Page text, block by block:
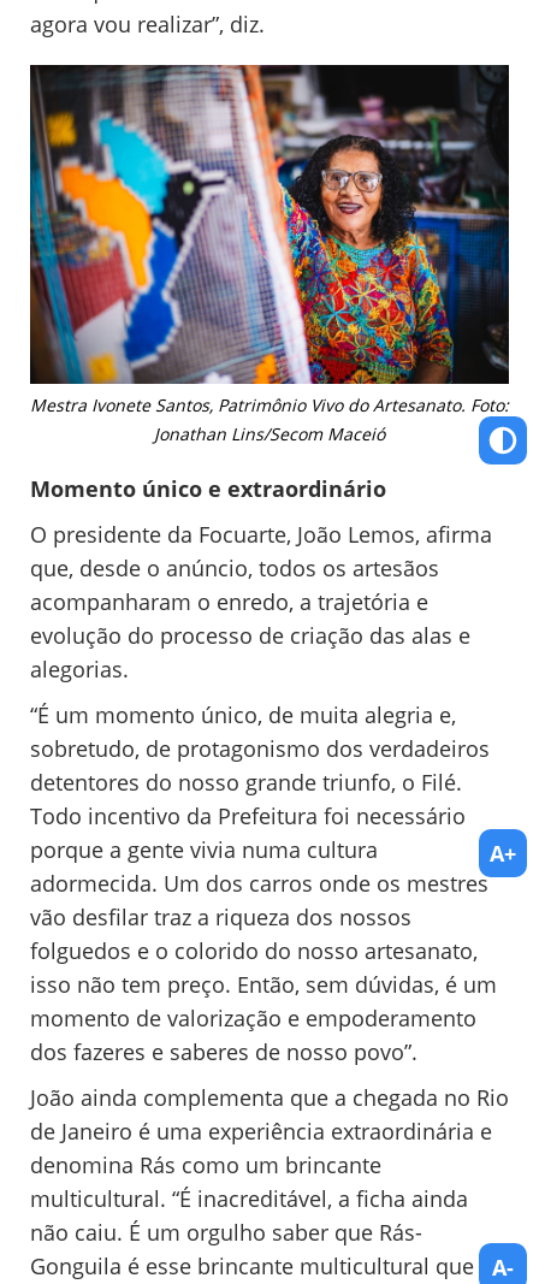
agora vou realizar”, diz.
Mestra Ivonete Santos, Patrimônio Vivo do Artesanato. Foto:
Jonathan Lins/Secom Maceió
Momento único e extraordinário
O presidente da Focuarte, João Lemos, afirma
que, desde o anúncio, todos os artesãos
acompanharam o enredo, a trajetória e
evolução do processo de criação das alas e
alegorias.
“É um momento único, de muita alegria e,
sobretudo, de protagonismo dos verdadeiros
detentores do nosso grande triunfo, o Filé.
Todo incentivo da Prefeitura foi necessário
porque a gente vivia numa cultura
adormecida. Um dos carros onde os mestres
vão desfilar traz a riqueza dos nossos
folguedos e o colorido do nosso artesanato,
isso não tem preço. Então, sem dúvidas, é um
momento de valorização e empoderamento
dos fazeres e saberes de nosso povo”.
João ainda complementa que a chegada no Rio
de Janeiro é uma experiência extraordinária e
denomina Rás como um brincante
multicultural. “É inacreditável, a ficha ainda
não caiu. É um orgulho saber que Rás-
Gonguila é esse brincante multicultural que
A+
A-